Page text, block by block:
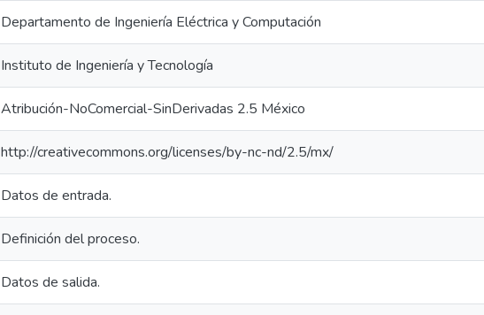
Departamento de Ingeniería Eléctrica y Computación
Instituto de Ingeniería y Tecnología
Atribución-NoComercial-SinDerivadas 2.5 México
http://creativecommons.org/licenses/by-nc-nd/2.5/mx/
Datos de entrada.
Definición del proceso.
Datos de salida.